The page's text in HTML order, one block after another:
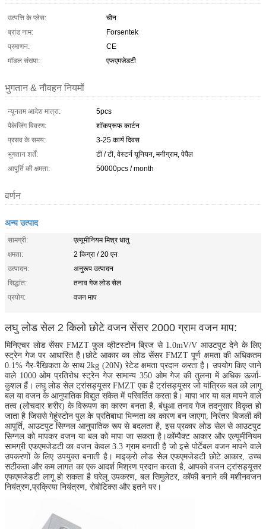
उत्पत्ति के प्लेस:
चीन
ब्रांड नाम:
Forsentek
प्रमाणन:
CE
मॉडल संख्या:
एफएमजेडटी
भुगतान & नौवहन नियमों
न्यूनतम आदेश मात्रा:
5pcs
पैकेजिंग विवरण:
शॉकप्रूफ कार्टन
प्रसव के समय:
3-25 कार्य दिवस
भुगतान शर्तें:
टी / टी, वेस्टर्न यूनियन, मनीग्राम, पेपैल
आपूर्ति की क्षमता:
50000pcs / month
वर्णन
अन्य उत्पाद
सामग्री:
एल्यूमीनियम मिश्र धातु
क्षमता:
2 किग्रा / 20 एन
उत्पादन:
अनुरूप उत्पादन
सिद्धांत:
तनाव गेज लोड सेल
प्रयोग:
वजन माप
लघु लोड सेल 2 किलो छोटे वजन सेंसर 2000 ग्राम वजन माप:
मिनिएचर लोड सेंसर FMZT फुल व्हीटस्टोन ब्रिज से 1.0mV/V आउटपुट देने के लिए
स्ट्रेन गेज पर आधारित है।छोटे आकार का लोड सेंसर FMZT पूर्ण क्षमता की अधिकतम
0.1% गैर-रैखिकता के साथ 2kg (20N) रेटेड क्षमता प्रदान करता है। उपयोग किए जाने
वाले 1000 ओम प्रतिरोध स्ट्रेन गेज सामान्य 350 ओम गेज की तुलना में अधिक ऊर्जा-
कुशल हैं। लघु लोड सेल ट्रांसड्यूसर FMZT एक है ट्रांसड्यूसर जो यांत्रिक बल को लागू
बल या वजन के आनुपातिक विद्युत संकेत में परिवर्तित करता है। मापा भार या बल मापने वाले
तत्व (लोचदार शरीर) के विरूपण का कारण बनता है, बंधुआ तनाव गेज तदनुसार विकृत हो
जाता है जिससे गेहूंस्टोन पुल के प्रतिबाधा भिन्नता का कारण बन जाएगा, निरंतर बिजली की
आपूर्ति, आउटपुट सिग्नल आनुपातिक रूप से बदलता है, इस प्रकार लोड सेल से आउटपुट
सिग्नल को मापकर वजन या बल को मापा जा सकता है।कॉम्पैक्ट आकार और एल्यूमीनियम
सामग्री एफएमजेडटी का वजन केवल 3.3 ग्राम बनाती है जो इसे पोर्टेबल वजन मापने वाले
उपकरणों के लिए उपयुक्त बनाती है। माइक्रो लोड सेल एफएमजेडटी छोटे आकार, उच्च
सटीकता और कम लागत का एक आदर्श मिश्रण प्रदान करता है, आपको वजन ट्रांसड्यूसर
एफएमजेडटी लागू हो सकता हैघरेलू उपकरण, बल सिमुलेटर, कॉफी बनाने की मशीनवजन
नियंत्रण, प्रक्रिया नियंत्रण, रोबोटिक्स और इतने पर।